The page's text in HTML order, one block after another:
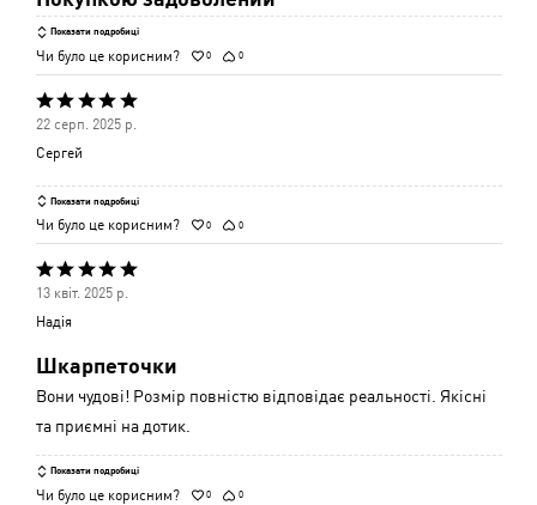
Показати подробиці
Чи було це корисним? 0 0
Оцінено
5
5
22 серп. 2025 р.
Сергей
Показати подробиці
Чи було це корисним? 0 0
Оцінено
5
5
13 квіт. 2025 р.
Надія
Шкарпеточки
Вони чудові! Розмір повністю відповідає реальності. Якісні
та приємні на дотик.
Показати подробиці
Чи було це корисним? 0 0